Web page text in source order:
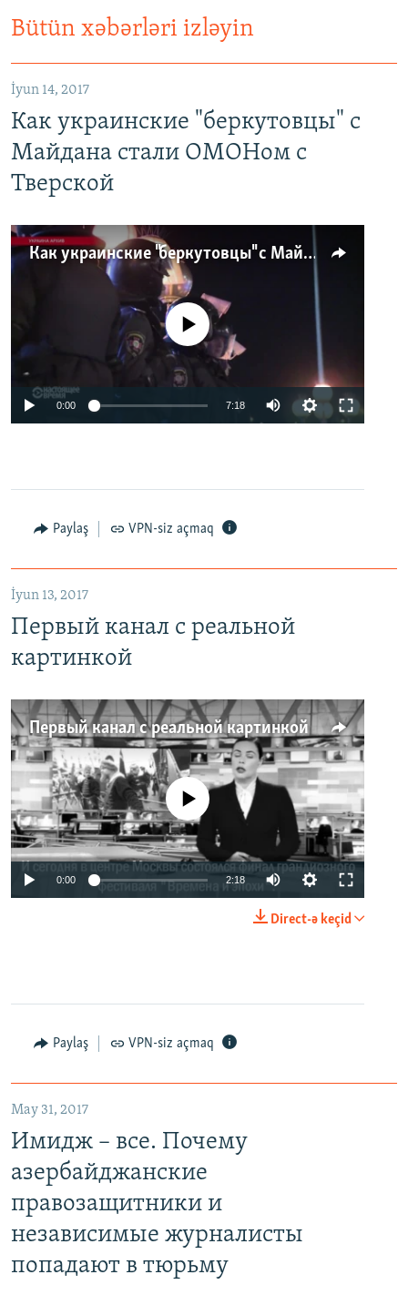
Bütün xəbərləri izləyin
İyun 14, 2017
Как украинские "беркутовцы" с
Майдана стали ОМОНом с
Тверской
Как украинские "беркутовцы" с Майдана стали ОМОНом с Тверской
No media source currently available
0:00 7:18
Paylaş VPN-siz açmaq
İyun 13, 2017
Первый канал с реальной
картинкой
Первый канал с реальной картинкой
No media source currently available
0:00 2:18
Direct-ə keçid
Paylaş VPN-siz açmaq
May 31, 2017
Имидж – все. Почему
азербайджанские
правозащитники и
независимые журналисты
попадают в тюрьму